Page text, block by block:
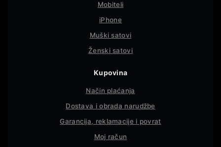
Mobiteli
iPhone
Muški satovi
Ženski satovi
Kupovina
Način plaćanja
Dostava i obrada narudžbe
Garancija, reklamacije i povrat
Moj račun